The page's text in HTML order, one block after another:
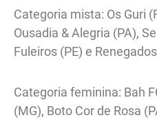
Categoria mista: Os Guri
Ousadia & Alegria (PA),
Fuleiros (PE) e
Categoria feminina: Bah
(MG), Boto Cor de Rosa